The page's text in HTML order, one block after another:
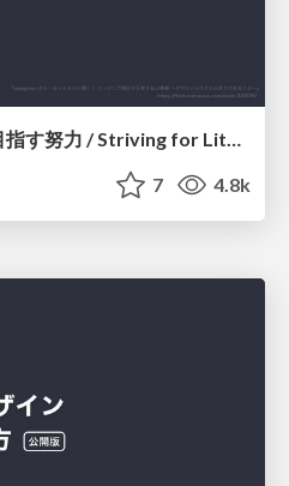
「ちょっといいUI」を目指す努力 / Striving for Little Big Details
7 4.8k